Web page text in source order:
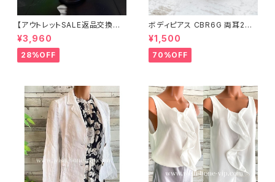
【アウトレットSALE返品交換不
可8/20まで】つば広サマーハッ
ト・通気性・軽量 ワイヤー入りハ
ット ボーダー＆BIGリボン・女優
帽 UV/紫外線対策 レディースハ
¥3,960
28%OFF
ボディピアス CBR6G 両耳2個
セット 1ボール ネジ式 簡単脱着
サージカルステンレス NY直輸
入
¥1,500
70%OFF